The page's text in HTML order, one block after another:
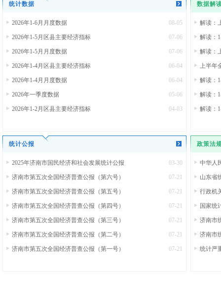
统计数据
2026年1-6月月度数据 08-05
2026年1-5月区县主要经济指标 07-06
2026年1-5月月度数据 07-06
2026年1-4月区县主要经济指标 06-04
2026年1-4月月度数据 06-04
2026年一季度数据 05-06
2026年1-2月区县主要经济指标 04-03
数据解
解读：
解读：
解读：
上半年
解读：
解读：
解读：
统计公报
2025年济南市国民经济和社会发展统计公报 03-30
济南市第五次全国经济普查公报（第六号） 07-21
济南市第五次全国经济普查公报（第五号） 07-21
济南市第五次全国经济普查公报（第四号） 07-21
济南市第五次全国经济普查公报（第三号） 07-21
济南市第五次全国经济普查公报（第二号） 07-21
济南市第五次全国经济普查公报（第一号） 07-21
政策法
中华人
山东省
行政机
国家统
济南市
济南市
统计严